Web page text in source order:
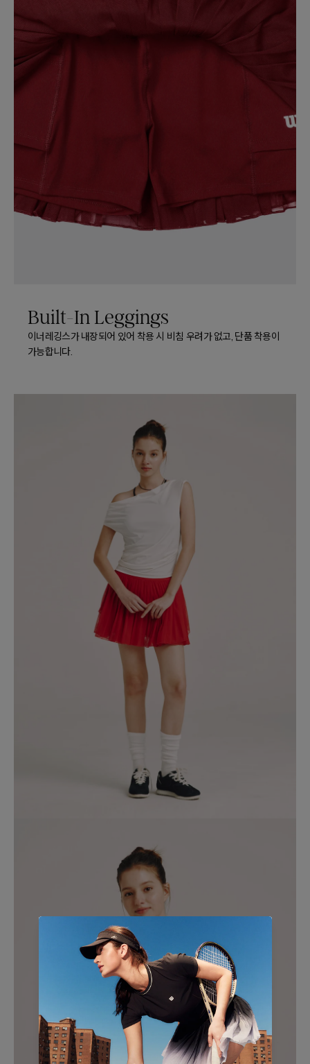
Built-In Leggings
이너레깅스가 내장되어 있어 착용 시 비침 우려가 없고, 단품 착용이
가능합니다.